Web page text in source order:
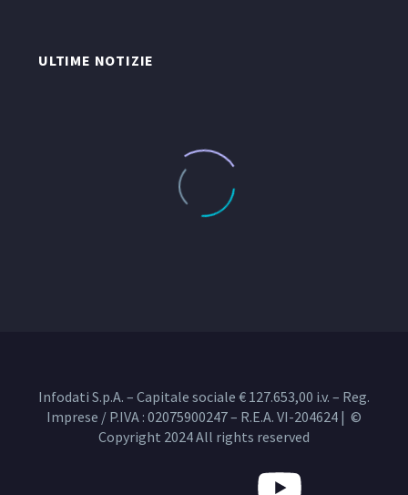
ULTIME NOTIZIE
Infodati S.p.A. – Capitale sociale € 127.653,00 i.v. – Reg.
Imprese / P.IVA : 02075900247 – R.E.A. VI-204624 | ©
Copyright 2024 All rights reserved